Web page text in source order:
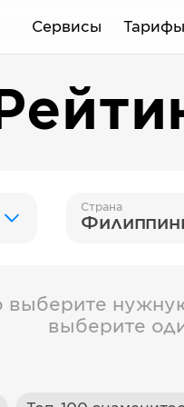
Сервисы Тарифы
Страна
выберите
выберите